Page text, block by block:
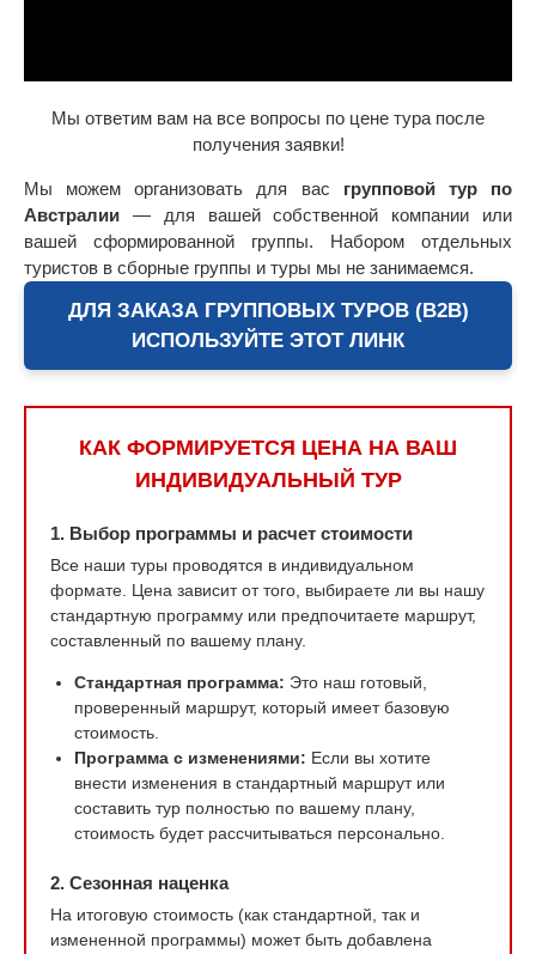
Мы ответим вам на все вопросы по цене тура после
получения заявки!
Мы можем организовать для вас групповой тур по
Австралии — для вашей собственной компании или
вашей сформированной группы. Набором отдельных
туристов в сборные группы и туры мы не занимаемся.
ДЛЯ ЗАКАЗА ГРУППОВЫХ ТУРОВ (B2B)
ИСПОЛЬЗУЙТЕ ЭТОТ ЛИНК
КАК ФОРМИРУЕТСЯ ЦЕНА НА ВАШ
ИНДИВИДУАЛЬНЫЙ ТУР
1. Выбор программы и расчет стоимости
Все наши туры проводятся в индивидуальном
формате. Цена зависит от того, выбираете ли вы нашу
стандартную программу или предпочитаете маршрут,
составленный по вашему плану.
Стандартная программа: Это наш готовый,
проверенный маршрут, который имеет базовую
стоимость.
Программа с изменениями: Если вы хотите
внести изменения в стандартный маршрут или
составить тур полностью по вашему плану,
стоимость будет рассчитываться персонально.
2. Сезонная наценка
На итоговую стоимость (как стандартной, так и
измененной программы) может быть добавлена